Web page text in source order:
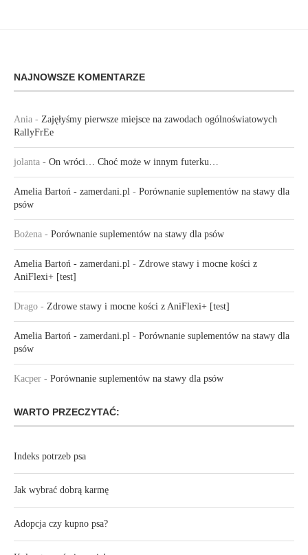
NAJNOWSZE KOMENTARZE
Ania - Zajęłyśmy pierwsze miejsce na zawodach ogólnoświatowych
RallyFrEe
jolanta - On wróci… Choć może w innym futerku…
Amelia Bartoń - zamerdani.pl - Porównanie suplementów na stawy dla
psów
Bożena - Porównanie suplementów na stawy dla psów
Amelia Bartoń - zamerdani.pl - Zdrowe stawy i mocne kości z
AniFlexi+ [test]
Drago - Zdrowe stawy i mocne kości z AniFlexi+ [test]
Amelia Bartoń - zamerdani.pl - Porównanie suplementów na stawy dla
psów
Kacper - Porównanie suplementów na stawy dla psów
WARTO PRZECZYTAĆ:
Indeks potrzeb psa
Jak wybrać dobrą karmę
Adopcja czy kupno psa?